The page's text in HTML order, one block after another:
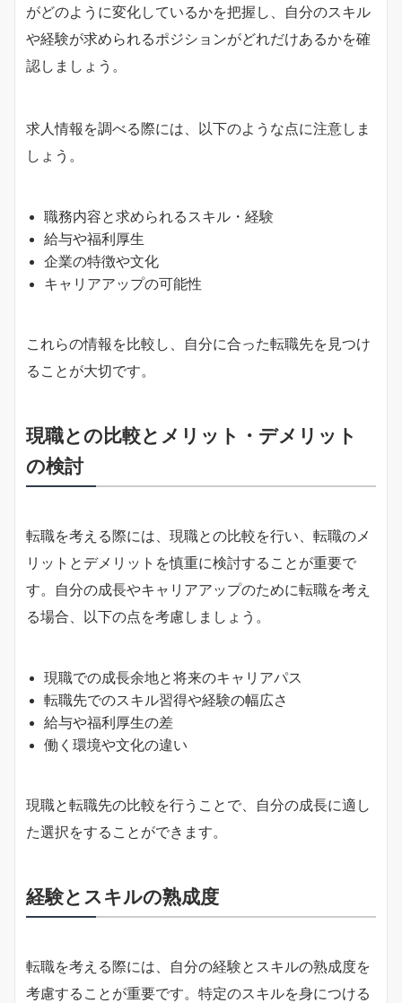
がどのように変化しているかを把握し、自分のスキル
や経験が求められるポジションがどれだけあるかを確
認しましょう。
求人情報を調べる際には、以下のような点に注意しま
しょう。
職務内容と求められるスキル・経験
給与や福利厚生
企業の特徴や文化
キャリアアップの可能性
これらの情報を比較し、自分に合った転職先を見つけ
ることが大切です。
現職との比較とメリット・デメリット
の検討
転職を考える際には、現職との比較を行い、転職のメ
リットとデメリットを慎重に検討することが重要で
す。自分の成長やキャリアアップのために転職を考え
る場合、以下の点を考慮しましょう。
現職での成長余地と将来のキャリアパス
転職先でのスキル習得や経験の幅広さ
給与や福利厚生の差
働く環境や文化の違い
現職と転職先の比較を行うことで、自分の成長に適し
た選択をすることができます。
経験とスキルの熟成度
転職を考える際には、自分の経験とスキルの熟成度を
考慮することが重要です。特定のスキルを身につける